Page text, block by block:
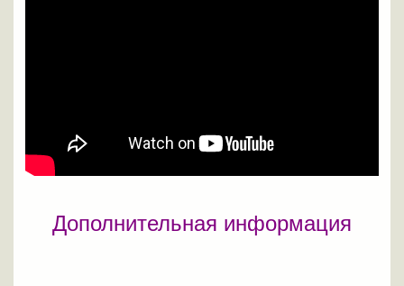
Дополнительная информация